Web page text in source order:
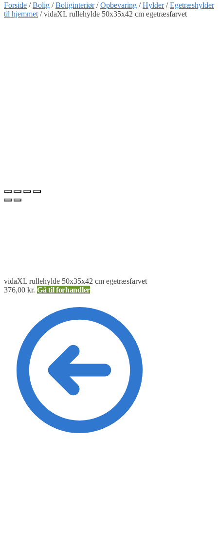
Forside /Bolig /Boliginteriør/Opbevaring /Hylder/Egetræshylder
til hjemmet /vidaXL rullehylde 50x35x42 cm egetræsfarvet
vidaXL rullehylde 50x35x42 cm egetræsfarvet
376,00 kr. Gå til forhandler